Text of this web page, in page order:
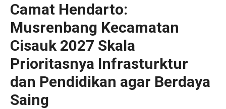
Camat Hendarto:
Musrenbang Kecamatan
Cisauk 2027 Skala
Prioritasnya Infrasturktur
dan Pendidikan agar Berdaya
Saing